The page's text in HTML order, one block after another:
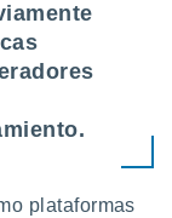
plataformas